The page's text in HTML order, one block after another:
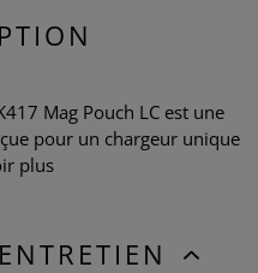
Mag Pouch LC est une
pour un chargeur unique
plus